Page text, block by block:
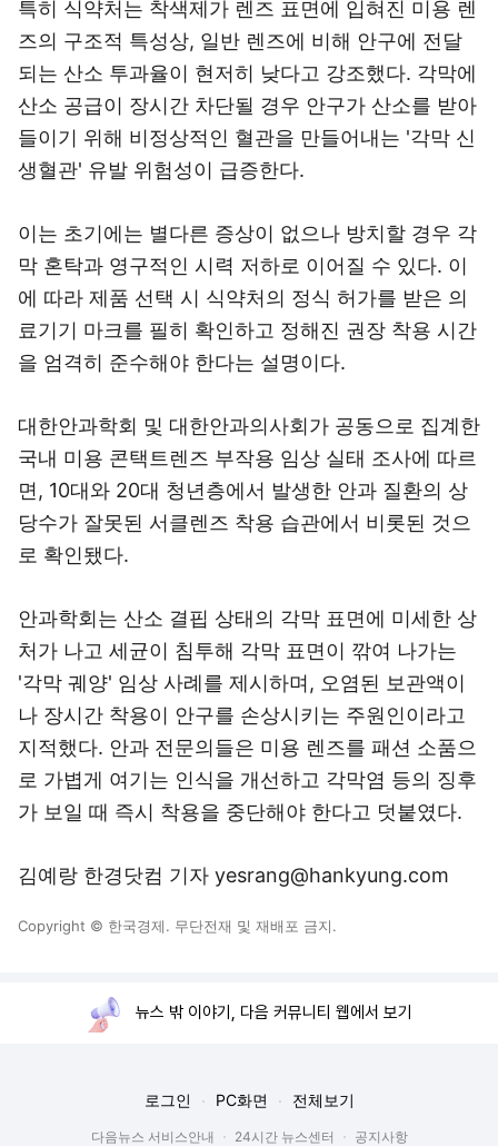
특히 식약처는 착색제가 렌즈 표면에 입혀진 미용 렌
즈의 구조적 특성상, 일반 렌즈에 비해 안구에 전달
되는 산소 투과율이 현저히 낮다고 강조했다. 각막에
산소 공급이 장시간 차단될 경우 안구가 산소를 받아
들이기 위해 비정상적인 혈관을 만들어내는 '각막 신
생혈관' 유발 위험성이 급증한다.
이는 초기에는 별다른 증상이 없으나 방치할 경우 각
막 혼탁과 영구적인 시력 저하로 이어질 수 있다. 이
에 따라 제품 선택 시 식약처의 정식 허가를 받은 의
료기기 마크를 필히 확인하고 정해진 권장 착용 시간
을 엄격히 준수해야 한다는 설명이다.
대한안과학회 및 대한안과의사회가 공동으로 집계한
국내 미용 콘택트렌즈 부작용 임상 실태 조사에 따르
면, 10대와 20대 청년층에서 발생한 안과 질환의 상
당수가 잘못된 서클렌즈 착용 습관에서 비롯된 것으
로 확인됐다.
안과학회는 산소 결핍 상태의 각막 표면에 미세한 상
처가 나고 세균이 침투해 각막 표면이 깎여 나가는
'각막 궤양' 임상 사례를 제시하며, 오염된 보관액이
나 장시간 착용이 안구를 손상시키는 주원인이라고
지적했다. 안과 전문의들은 미용 렌즈를 패션 소품으
로 가볍게 여기는 인식을 개선하고 각막염 등의 징후
가 보일 때 즉시 착용을 중단해야 한다고 덧붙였다.
김예랑 한경닷컴 기자 yesrang@hankyung.com
Copyright © 한국경제. 무단전재 및 재배포 금지.
뉴스 밖 이야기, 다음 커뮤니티 웹에서 보기
로그인 PC화면 전체보기
다음뉴스 서비스안내 24시간 뉴스센터 공지사항